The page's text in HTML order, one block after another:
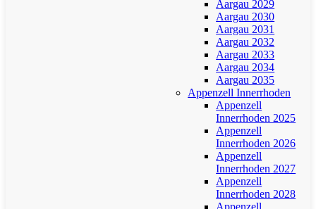
Aargau 2029
Aargau 2030
Aargau 2031
Aargau 2032
Aargau 2033
Aargau 2034
Aargau 2035
Appenzell Innerrhoden
Appenzell
Innerrhoden 2025
Appenzell
Innerrhoden 2026
Appenzell
Innerrhoden 2027
Appenzell
Innerrhoden 2028
Appenzell